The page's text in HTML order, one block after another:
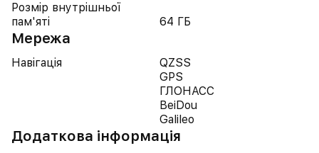
Розмір внутрішньої
пам'яті
64 ГБ
Мережа
Навігація
QZSS
GPS
ГЛОНАСС
BeiDou
Galileo
Додаткова інформація